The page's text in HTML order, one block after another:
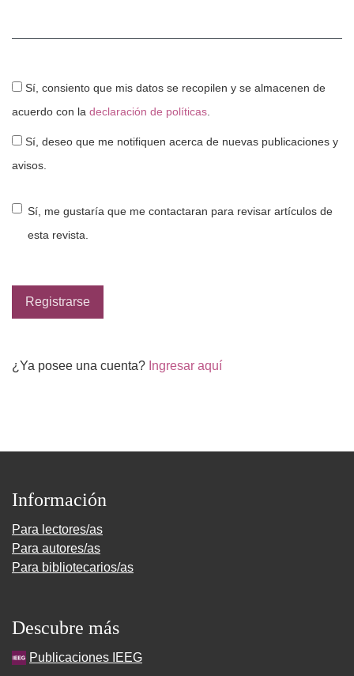
acuerdo con la declaración de políticas
avisos.
Sí, me gustaría que me contactaran para revisar artículos de
esta revista.
Registrarse
¿Ya posee una cuenta? Ingresar aquí
Información
Para lectores/as
Para autores/as
Para bibliotecarios/as
Descubre más
Publicaciones IEEG